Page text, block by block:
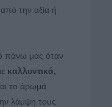
την αξία ή
πάνω μας όταν
καλλυντικά,
το άρωμά
λάμψη τους